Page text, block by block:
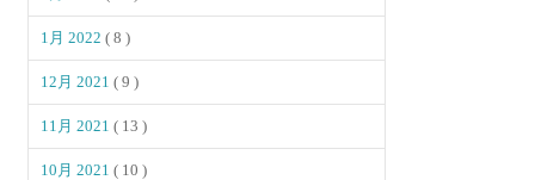
1月 2022( 8 )
12月 2021( 9 )
11月 2021( 13 )
10月 2021( 10 )